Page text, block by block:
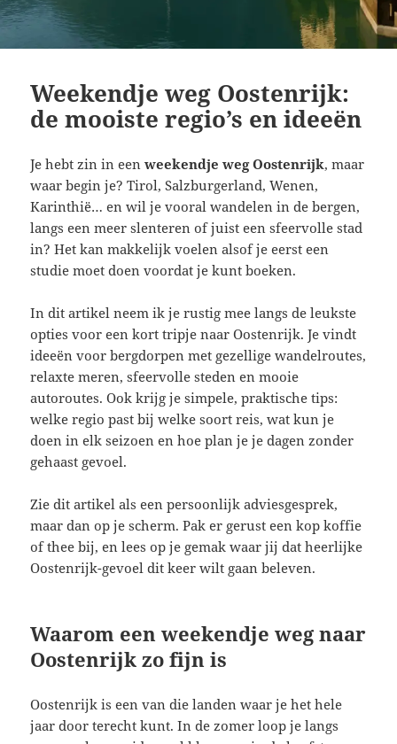
Weekendje weg Oostenrijk:
de mooiste regio’s en ideeën
Je hebt zin in eenweekendje weg Oostenrijk, maar
waar begin je? Tirol, Salzburgerland, Wenen,
Karinthië… en wil je vooral wandelen in de bergen,
langs een meer slenteren of juist een sfeervolle stad
in? Het kan makkelijk voelen alsof je eerst een
studie moet doen voordat je kunt boeken.
In dit artikel neem ik je rustig mee langs de leukste
opties voor een kort tripje naar Oostenrijk. Je vindt
ideeën voor bergdorpen met gezellige wandelroutes,
relaxte meren, sfeervolle steden en mooie
autoroutes. Ook krijg je simpele, praktische tips:
welke regio past bij welke soort reis, wat kun je
doen in elk seizoen en hoe plan je je dagen zonder
gehaast gevoel.
Zie dit artikel als een persoonlijk adviesgesprek,
maar dan op je scherm. Pak er gerust een kop koffie
of thee bij, en lees op je gemak waar jij dat heerlijke
Oostenrijk-gevoel dit keer wilt gaan beleven.
Waarom een weekendje weg naar
Oostenrijk zo fijn is
Oostenrijk is een van die landen waar je het hele
jaar door terecht kunt. In de zomer loop je langs